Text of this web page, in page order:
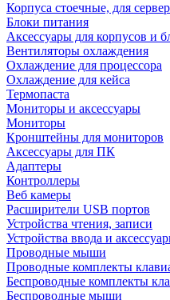
Корпуса стоечные, для
Блоки питания
Аксессуары для корпусов и
Вентиляторы охлаждения
Охлаждение для процессора
Охлаждение для кейса
Термопаста
Мониторы и аксессуары
Мониторы
Кронштейны для мониторов
Аксессуары для ПК
Адаптеры
Контроллеры
Веб камеры
Расширители USB портов
Устройства чтения, записи
Устройства ввода и
Проводные мыши
Проводные комплекты
Беспроводные комплекты
Беспроводные мыши